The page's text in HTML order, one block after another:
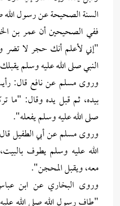
السنة الصحيحة عن رسول الله
ففي الصحيحين أن عمر بن
"إني لأعلم أنك حجر لا تضر
النبي صلى الله عليه وسلم
وروى مسلم عن نافع قال:
بيده، ثم قبل يده وقال: "ما
صلى الله عليه وسلم يفعله".
وروى مسلم عن أبي الطفيل
الله عليه وسلم يطوف
معه، ويقبل المحجن".
وروى البخاري عن ابن